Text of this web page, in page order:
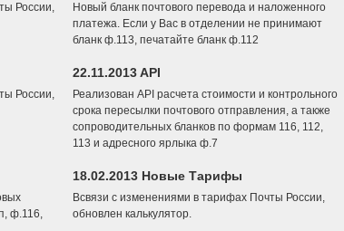
России,
Новый бланк почтового перевода и наложенного
платежа. Если у Вас в отделении не принимают
бланк ф.113, печатайте бланк ф.112
России,
22.11.2013 API
Реализован API расчета стоимости и контрольного
срока пересылки почтового отправления, а также
сопроводительных бланков по формам 116, 112,
113 и адресного ярлыка ф.7
ф.116,
18.02.2013 Новые Тарифы
Всвязи с изменениями в тарифах Почты России,
обновлен калькулятор.